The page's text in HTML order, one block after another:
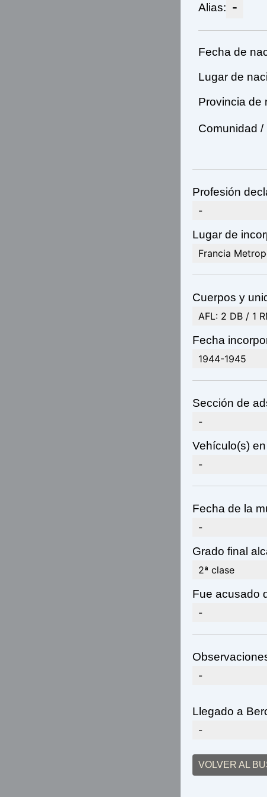
Alias: -
Fecha de
Lugar de
Provincia de
Comunidad
Profesión
-
Lugar de
Francia
Cuerpos y
AFL: 2 DB / 1
Fecha
1944-1945
Sección de
-
Vehículo(s)
-
Fecha de la
-
Grado final
2ª clase
Fue acusado
-
-
Llegado a
-
VOLVER AL